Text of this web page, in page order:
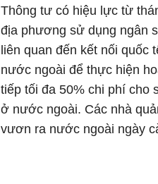
Thông tư có hiệu lực từ
địa phương sử dụng ngân
liên quan đến kết nối
nước ngoài để thực hiện
tiếp tối đa 50% chi phí cho
ở nước ngoài. Các nhà
vươn ra nước ngoài ngày